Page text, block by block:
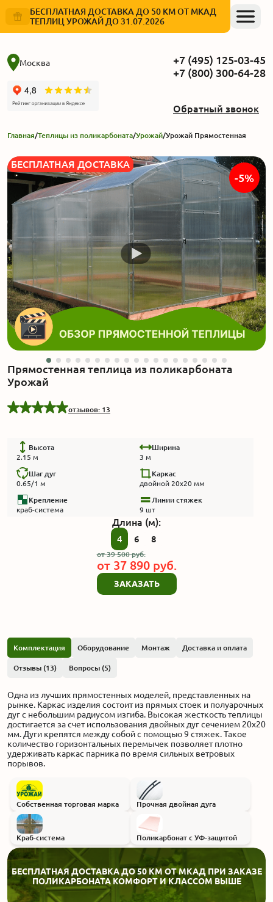
БЕСПЛАТНАЯ ДОСТАВКА ДО 50 КМ ОТ МКАД
ТЕПЛИЦ УРОЖАЙ ДО 31.07.2026
Акции
Производство
Выставка
Отзывы
Гарантии
Москва
+7 (495) 125-03-45
+7 (800) 300-64-28
Обратный звонок
Главная/Теплицы из поликарбоната/Урожай/Урожай Прямостенная
БЕСПЛАТНАЯ ДОСТАВКА
-5%
Прямостенная теплица из поликарбоната
Урожай
отзывов: 13
Высота
2.15 м
Ширина
3 м
Шаг дуг
0.65/1 м
Каркас
двойной 20х20 мм
Крепление
краб-система
Линии стяжек
9 шт
Длина (м):
4 6 8
от39 500руб.
от 37 890руб.
ЗАКАЗАТЬ
Комплектация Оборудование Монтаж Доставка и оплата
Отзывы (13) Вопросы (5)
Одна из лучших прямостенных моделей, представленных на
рынке. Каркас изделия состоит из прямых стоек и полуарочных
дуг с небольшим радиусом изгиба. Высокая жесткость теплицы
достигается за счет использования двойных дуг сечением 20х20
мм. Дуги крепятся между собой с помощью 9 стяжек. Такое
количество горизонтальных перемычек позволяет плотно
удерживать каркас парника по время сильных ветровых
порывов.
Собственная торговая марка Прочная двойная дуга
Краб-система Поликарбонат с УФ-защитой
БЕСПЛАТНАЯ ДОСТАВКА ДО 50 КМ ОТ МКАД ПРИ ЗАКАЗЕ
ПОЛИКАРБОНАТА КОМФОРТ И КЛАССОМ ВЫШЕ